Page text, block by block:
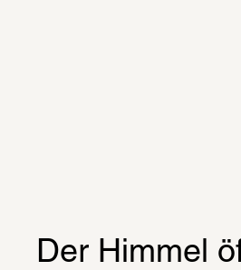
Der Himmel